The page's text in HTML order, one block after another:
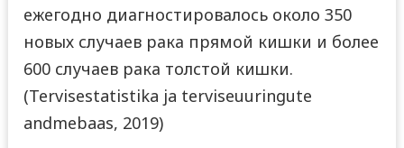
ежегодно диагностировалось около 350
новых случаев рака прямой кишки и более
600 случаев рака толстой кишки.
(Tervisestatistika ja terviseuuringute
andmebaas, 2019)